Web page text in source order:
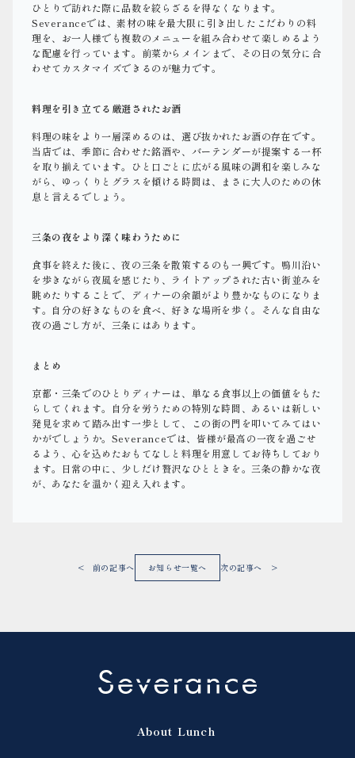
ひとりで訪れた際に品数を絞らざるを得なくなります。
Severanceでは、素材の味を最大限に引き出したこだわりの料
理を、お一人様でも複数のメニューを組み合わせて楽しめるよう
な配慮を行っています。前菜からメインまで、その日の気分に合
わせてカスタマイズできるのが魅力です。
料理を引き立てる厳選されたお酒
料理の味をより一層深めるのは、選び抜かれたお酒の存在です。
当店では、季節に合わせた銘酒や、バーテンダーが提案する一杯
を取り揃えています。ひと口ごとに広がる風味の調和を楽しみな
がら、ゆっくりとグラスを傾ける時間は、まさに大人のための休
息と言えるでしょう。
三条の夜をより深く味わうために
食事を終えた後に、夜の三条を散策するのも一興です。鴨川沿い
を歩きながら夜風を感じたり、ライトアップされた古い街並みを
眺めたりすることで、ディナーの余韻がより豊かなものになりま
す。自分の好きなものを食べ、好きな場所を歩く。そんな自由な
夜の過ごし方が、三条にはあります。
まとめ
京都・三条でのひとりディナーは、単なる食事以上の価値をもた
らしてくれます。自分を労うための特別な時間、あるいは新しい
発見を求めて踏み出す一歩として、この街の門を叩いてみてはい
かがでしょうか。Severanceでは、皆様が最高の一夜を過ごせ
るよう、心を込めたおもてなしと料理を用意してお待ちしており
ます。日常の中に、少しだけ贅沢なひとときを。三条の静かな夜
が、あなたを温かく迎え入れます。
< 前の記事へ お知らせ一覧へ 次の記事へ >
About Lunch